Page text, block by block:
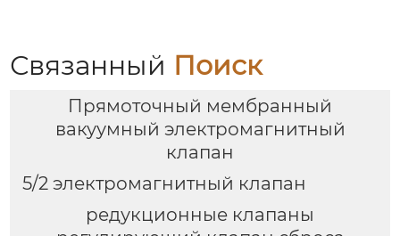
Связанный Поиск
Прямоточный мембранный
вакуумный электромагнитный
клапан
5/2 электромагнитный клапан
редукционные клапаны